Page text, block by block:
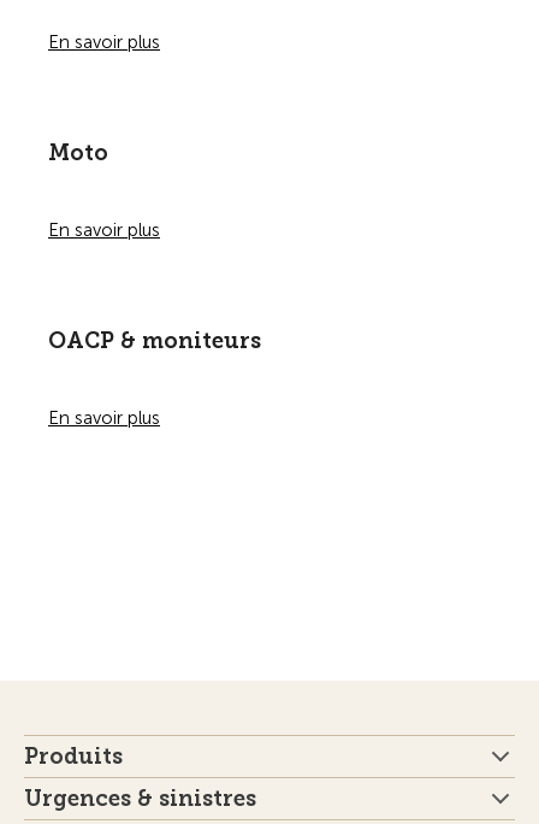
En savoir plus
Moto
En savoir plus
OACP & moniteurs
En savoir plus
Produits
Urgences & sinistres